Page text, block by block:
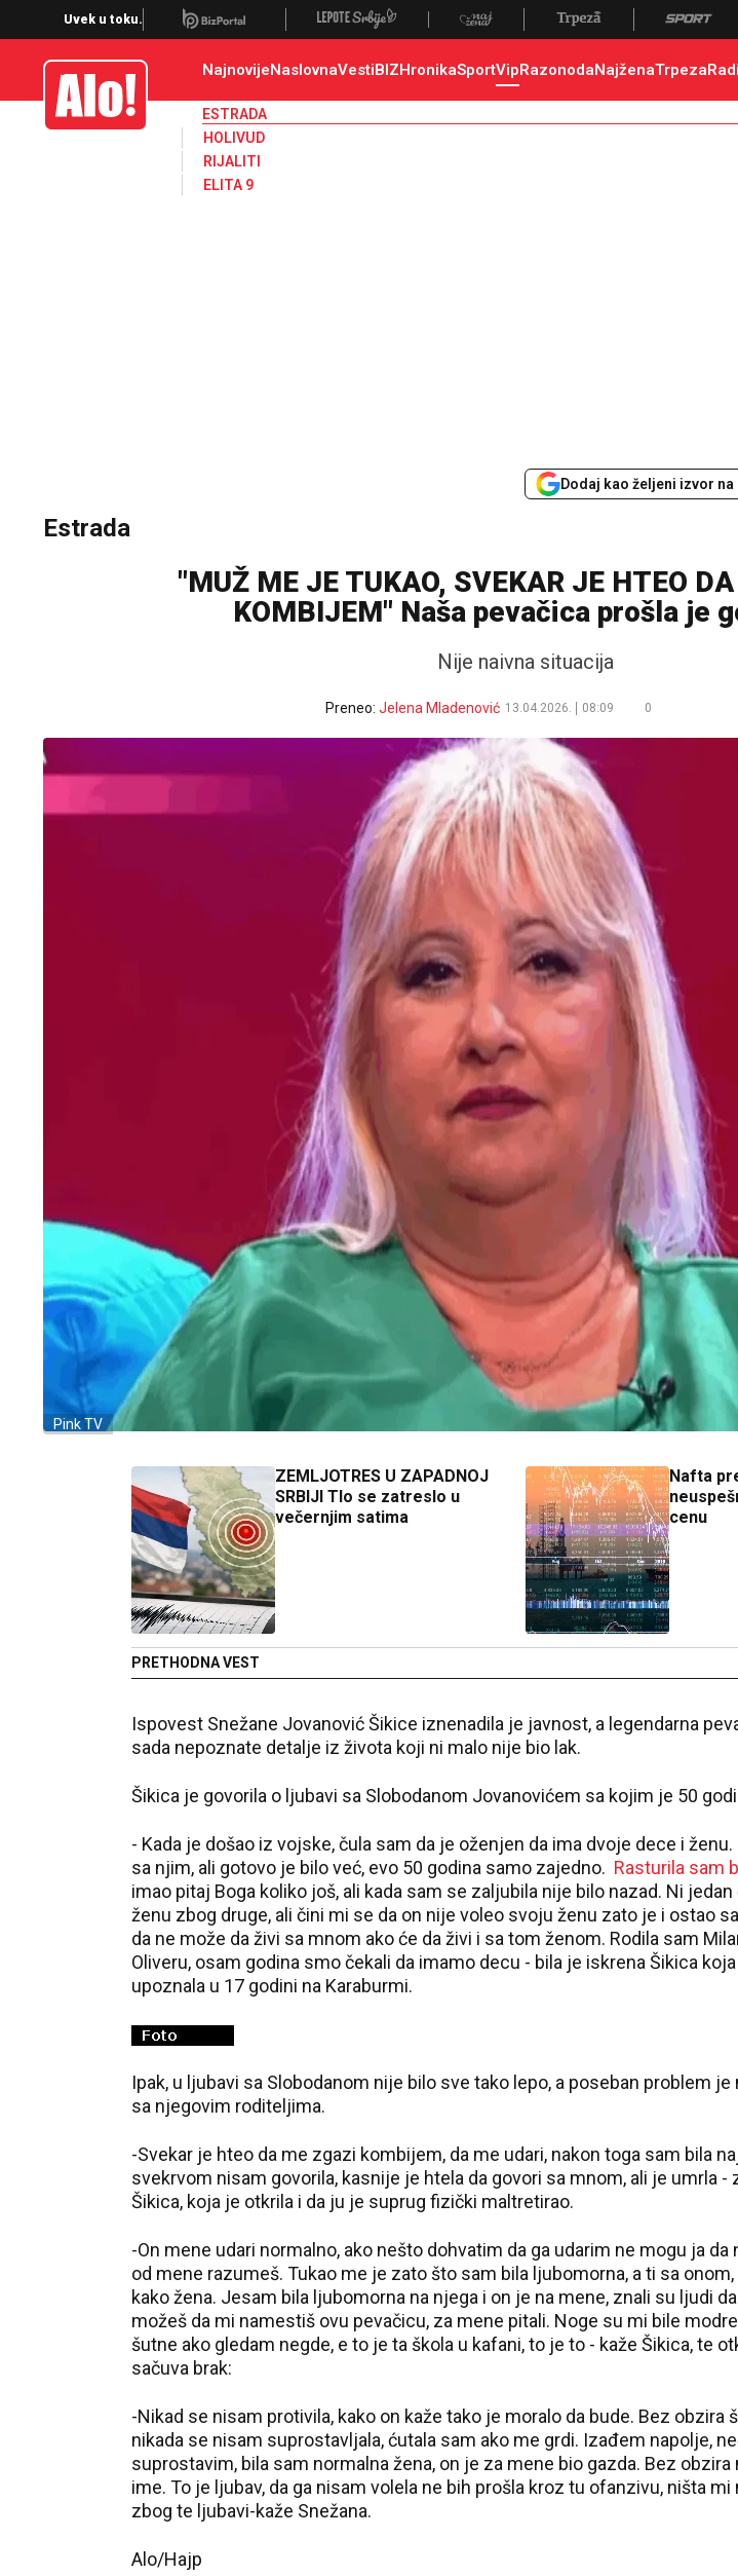
Uvek u toku.
Alo NajnovijeNaslovnaVestiBIZHronikaSportVipRazonodaNajženaTrpeza
ESTRADA
HOLIVUD
RIJALITI
ELITA 9
Dodaj kao željeni izvor
Estrada
"MUŽ ME JE TUKAO, SVEKAR JE HTEO
KOMBIJEM" Naša pevačica prošla je
Nije naivna situacija
Preneo: Jelena Mladenović 13.04.2026. 08:09 0
Pink TV
ZEMLJOTRES U ZAPADNOJ
SRBIJI Tlo se zatreslo u
večernjim satima
PRETHODNA VEST
Nafta
cenu
Ispovest Snežane Jovanović Šikice iznenadila je javnost, a legendarna
sada nepoznate detalje iz života koji ni malo nije bio lak.
Šikica je govorila o ljubavi sa Slobodanom Jovanovićem sa kojim je 50
- Kada je došao iz vojske, čula sam da je oženjen da ima dvoje dece i
sa njim, ali gotovo je bilo već, evo 50 godina samo zajedno. Rasturila sam
imao pitaj Boga koliko još, ali kada sam se zaljubila nije bilo nazad. Ni
ženu zbog druge, ali čini mi se da on nije voleo svoju ženu zato je i ostao
da ne može da živi sa mnom ako će da živi i sa tom ženom. Rodila sam
Oliveru, osam godina smo čekali da imamo decu - bila je iskrena Šikica
upoznala u 17 godini na Karaburmi.
Ipak, u ljubavi sa Slobodanom nije bilo sve tako lepo, a poseban problem
sa njegovim roditeljima.
-Svekar je hteo da me zgazi kombijem, da me udari, nakon toga sam bila
svekrvom nisam govorila, kasnije je htela da govori sa mnom, ali je umrla -
Šikica, koja je otkrila i da ju je suprug fizički maltretirao.
-On mene udari normalno, ako nešto dohvatim da ga udarim ne mogu ja
od mene razumeš. Tukao me je zato što sam bila ljubomorna, a ti sa
kako žena. Jesam bila ljubomorna na njega i on je na mene, znali su ljudi
možeš da mi namestiš ovu pevačicu, za mene pitali. Noge su mi bile
šutne ako gledam negde, e to je ta škola u kafani, to je to - kaže Šikica, te
sačuva brak:
-Nikad se nisam protivila, kako on kaže tako je moralo da bude. Bez obzira
nikada se nisam suprostavljala, ćutala sam ako me grdi. Izađem napolje,
suprostavim, bila sam normalna žena, on je za mene bio gazda. Bez obzira
ime. To je ljubav, da ga nisam volela ne bih prošla kroz tu ofanzivu, ništa
zbog te ljubavi-kaže Snežana.
Alo/Hajp